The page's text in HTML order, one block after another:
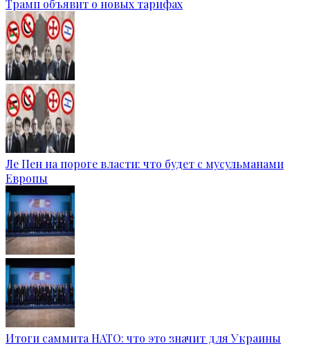
Трамп объявит о новых тарифах
Ле Пен на пороге власти: что будет с мусульманами
Европы
Итоги саммита НАТО: что это значит для Украины